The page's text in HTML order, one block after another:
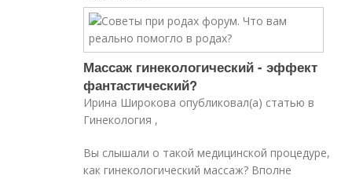
Массаж гинекологический - эффект
фантастический?
Ирина Широкова опубликовал(а) статью в
Гинекология ,
Вы слышали о такой медицинской процедуре,
как гинекологический массаж? Вполне